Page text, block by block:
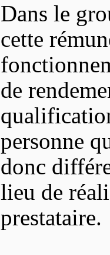
Dans le
cette
de
personne
donc
lieu de
prestataire.